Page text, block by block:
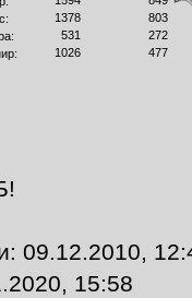
1378
803
531
272
1026 477
09.12.2010,
15:58